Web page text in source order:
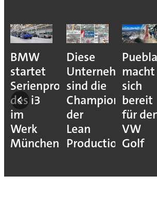
BMW
startet
Serienproduktion
des i3
im
Werk
München
Diese
Unternehmen
sind die
Champions
der
Lean
Production
Puebla
macht
sich
bereit
für
VW
Golf